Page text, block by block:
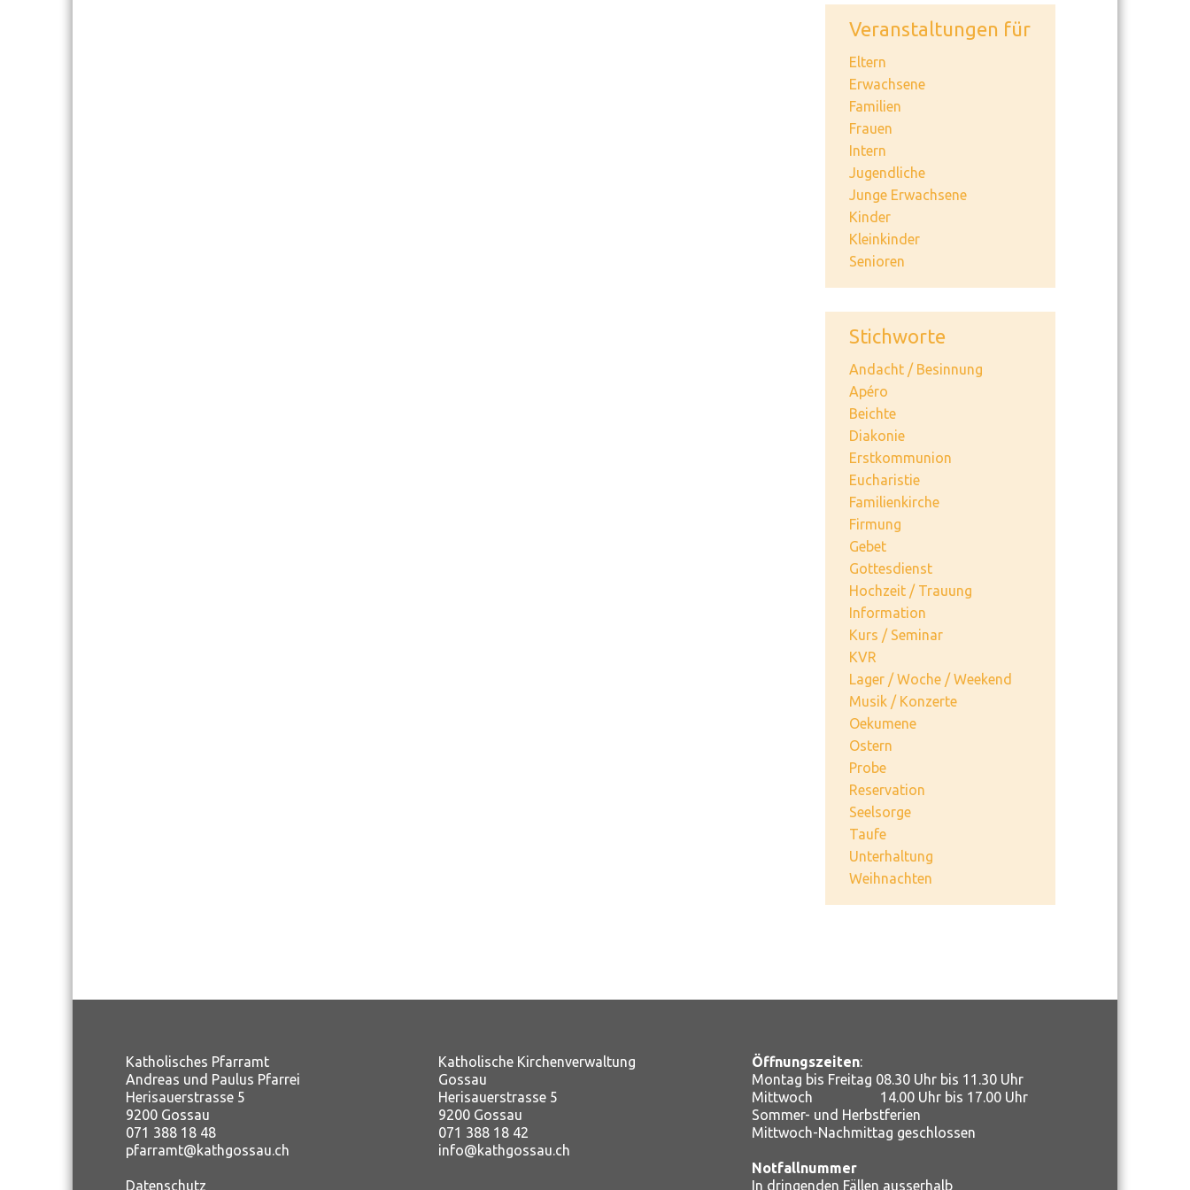
Veranstaltungen für
Eltern
Erwachsene
Familien
Frauen
Intern
Jugendliche
Junge Erwachsene
Kinder
Kleinkinder
Senioren
Stichworte
Andacht / Besinnung
Apéro
Beichte
Diakonie
Erstkommunion
Eucharistie
Familienkirche
Firmung
Gebet
Gottesdienst
Hochzeit / Trauung
Information
Kurs / Seminar
KVR
Lager / Woche / Weekend
Musik / Konzerte
Oekumene
Ostern
Probe
Reservation
Seelsorge
Taufe
Unterhaltung
Weihnachten
Katholisches Pfarramt
Andreas und Paulus Pfarrei
Herisauerstrasse 5
9200 Gossau
071 388 18 48
pfarramt@kathgossau.ch
Datenschutz
Katholische Kirchenverwaltung
Gossau
Herisauerstrasse 5
9200 Gossau
071 388 18 42
info@kathgossau.ch
Öffnungszeiten:
Montag bis Freitag 08.30 Uhr bis 11.30 Uhr
Mittwoch 14.00 Uhr bis 17.00 Uhr
Sommer- und Herbstferien
Mittwoch-Nachmittag geschlossen
Notfallnummer
In dringenden Fällen ausserhalb